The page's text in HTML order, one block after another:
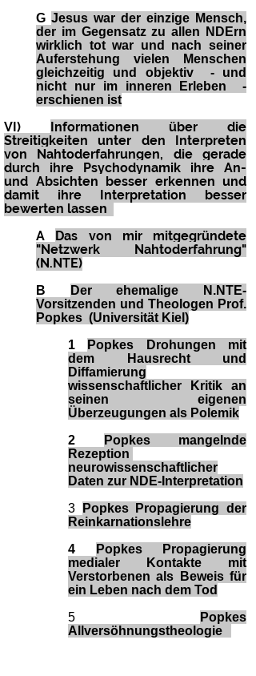
G Jesus war der einzige Mensch,
der im Gegensatz zu allen NDErn
wirklich tot war und nach seiner
Auferstehung vielen Menschen
gleichzeitig und objektiv - und
nicht nur im inneren Erleben -
erschienen ist
VI) Informationen über die
Streitigkeiten unter den Interpreten
von Nahtoderfahrungen, die gerade
durch ihre Psychodynamik ihre An-
und Absichten besser erkennen und
damit ihre Interpretation besser
bewerten lassen
A
Das von mir mitgegründete
"Netzwerk Nahtoderfahrung"
(N.NTE)
B
Der ehemalige N.NTE-
Vorsitzenden und Theologen Prof.
Popkes (Universität Kiel)
1
Popkes Drohungen mit
dem Hausrecht und
Diffamierung
wissenschaftlicher Kritik an
seinen eigenen
Überzeugungen als Polemik
2
Popkes mangelnde
Rezeption
neurowissenschaftlicher
Daten zur NDE-Interpretation
3
Popkes Propagierung der
Reinkarnationslehre
4
Popkes Propagierung
medialer Kontakte mit
Verstorbenen als Beweis für
ein Leben nach dem Tod
5
Popkes
Allversöhnungstheologie